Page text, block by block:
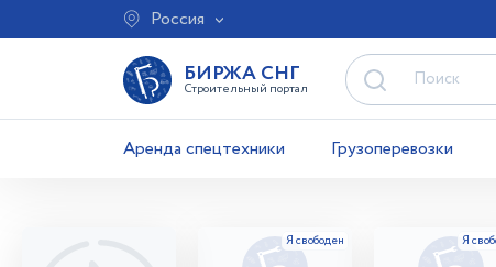
Россия
БИРЖА СНГ
Строительный портал
Аренда спецтехники Грузоперевозки